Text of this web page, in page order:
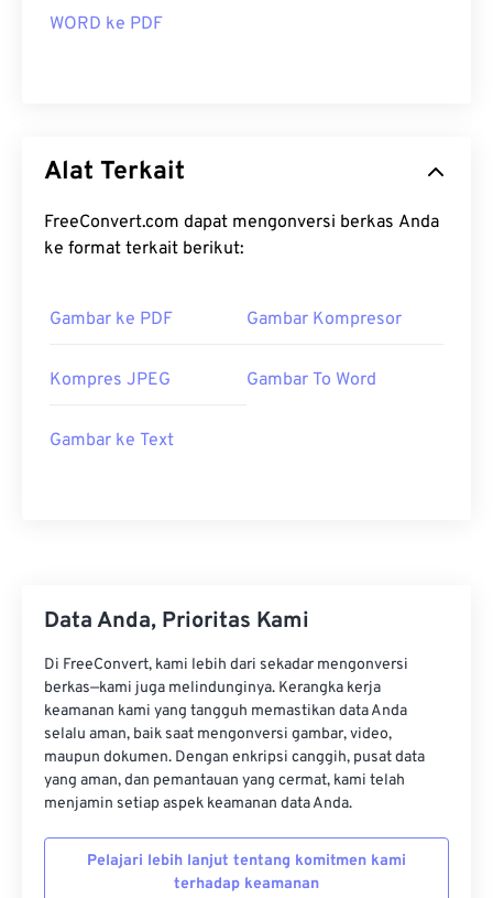
WORD ke PDF
Alat Terkait
FreeConvert.com dapat mengonversi berkas Anda
ke format terkait berikut:
Gambar ke PDF Gambar Kompresor
Kompres JPEG Gambar To Word
Gambar ke Text
Data Anda, Prioritas Kami
Di FreeConvert, kami lebih dari sekadar mengonversi
berkas—kami juga melindunginya. Kerangka kerja
keamanan kami yang tangguh memastikan data Anda
selalu aman, baik saat mengonversi gambar, video,
maupun dokumen. Dengan enkripsi canggih, pusat data
yang aman, dan pemantauan yang cermat, kami telah
menjamin setiap aspek keamanan data Anda.
Pelajari lebih lanjut tentang komitmen kami
terhadap keamanan